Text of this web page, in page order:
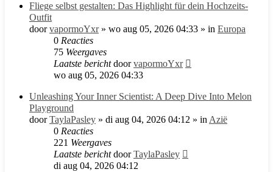
Fliege selbst gestalten: Das Highlight für dein Hochzeits-
Outfit
doorvapormoYxr» wo aug 05, 2026 04:33 » in Europa
0 Reacties
75 Weergaves
Laatste berichtdoorvapormoYxr
wo aug 05, 2026 04:33
Unleashing Your Inner Scientist: A Deep Dive Into Melon
Playground
doorTaylaPasley » di aug 04, 2026 04:12 » inAzië
0 Reacties
221 Weergaves
Laatste berichtdoorTaylaPasley
di aug 04, 2026 04:12